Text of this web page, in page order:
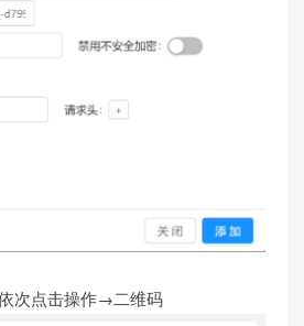
次点击操作→二维码